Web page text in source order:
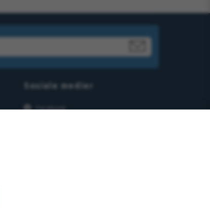
Sosiale medier
Facebook